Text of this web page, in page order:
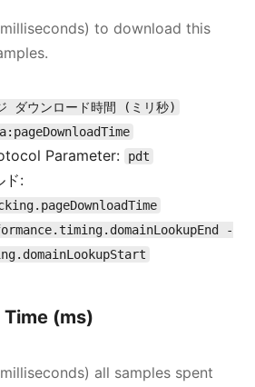
to download this
ダウンロード時間 (ミリ秒)
Parameter: pdt
ド:
-
(ms)
all samples spent